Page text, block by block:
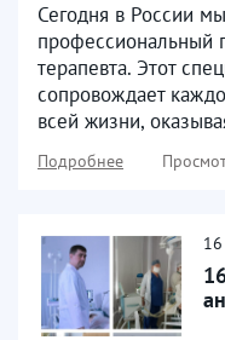
Сегодня в России
профессиональный
терапевта. Этот
сопровождает
всей жизни,
Подробнее
16